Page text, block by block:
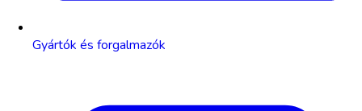
Gyártók és forgalmazók